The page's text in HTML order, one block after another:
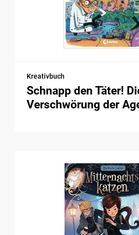
Kreativbuch
Schnapp den Täter!
Verschwörung der